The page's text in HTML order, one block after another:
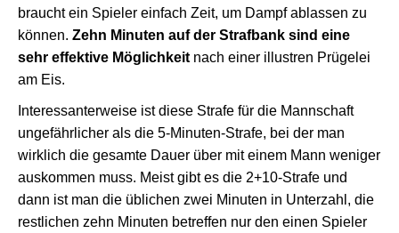
braucht ein Spieler einfach Zeit, um Dampf ablassen zu
können. Zehn Minuten auf der Strafbank sind eine
sehr effektive Möglichkeit nach einer illustren Prügelei
am Eis.
Interessanterweise ist diese Strafe für die Mannschaft
ungefährlicher als die 5-Minuten-Strafe, bei der man
wirklich die gesamte Dauer über mit einem Mann weniger
auskommen muss. Meist gibt es die 2+10-Strafe und
dann ist man die üblichen zwei Minuten in Unterzahl, die
restlichen zehn Minuten betreffen nur den einen Spieler